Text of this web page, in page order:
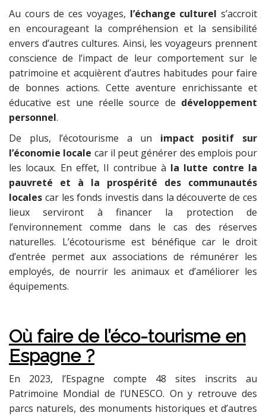
Au cours de ces voyages, l’échange culturel s’accroit
en encourageant la compréhension et la sensibilité
envers d’autres cultures. Ainsi, les voyageurs prennent
conscience de l’impact de leur comportement sur le
patrimoine et acquièrent d’autres habitudes pour faire
de bonnes actions. Cette aventure enrichissante et
éducative est une réelle source de développement
personnel.
De plus, l’écotourisme a un impact positif sur
l’économie locale car il peut générer des emplois pour
les locaux. En effet, Il contribue à la lutte contre la
pauvreté et à la prospérité des communautés
locales car les fonds investis dans la découverte de ces
lieux serviront à financer la protection de
l’environnement comme dans le cas des réserves
naturelles. L’écotourisme est bénéfique car le droit
d’entrée permet aux associations de rémunérer les
employés, de nourrir les animaux et d’améliorer les
équipements.
Où faire de l’éco-tourisme en
Espagne ?
En 2023, l’Espagne compte 48 sites inscrits au
Patrimoine Mondial de l’UNESCO. On y retrouve des
parcs naturels, des monuments historiques et d’autres